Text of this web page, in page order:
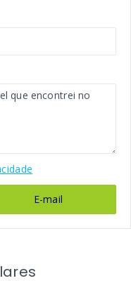
E-mail